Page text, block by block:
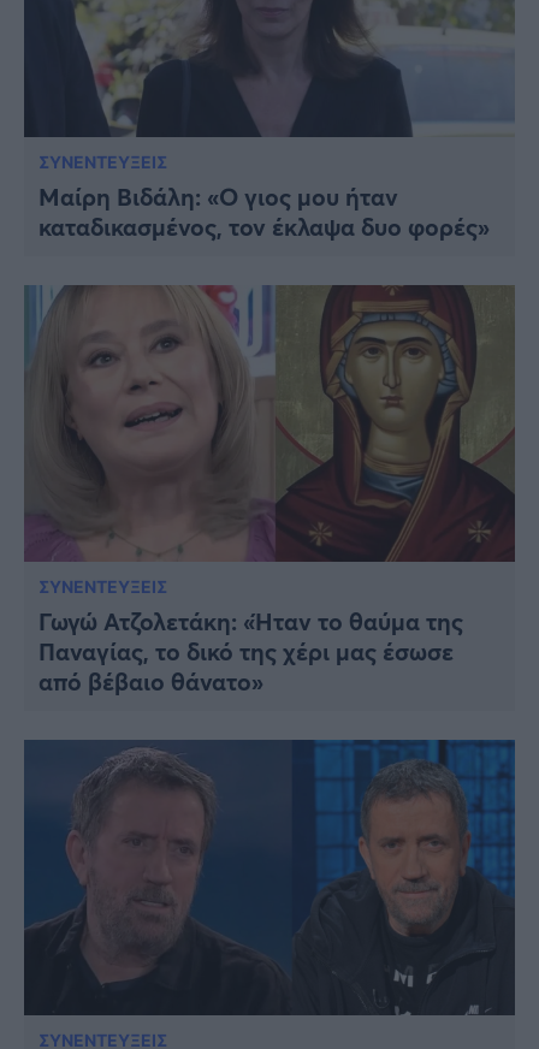
ΣΥΝΕΝΤΕΥΞΕΙΣ
Μαίρη Βιδάλη: «Ο γιος μου ήταν
καταδικασμένος, τον έκλαψα δυο φορές»
ΣΥΝΕΝΤΕΥΞΕΙΣ
Γωγώ Ατζολετάκη: «Ήταν το θαύμα της
Παναγίας, το δικό της χέρι μας έσωσε
από βέβαιο θάνατο»
ΣΥΝΕΝΤΕΥΞΕΙΣ